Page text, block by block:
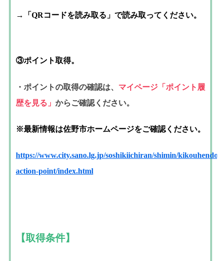
→「QRコードを読み取る」で読み取ってください。
③ポイント取得。
・ポイントの取得の確認は、 マイページ「ポイント履
歴を見る」 からご確認ください。
※最新情報は佐野市ホームページをご確認ください。
https://www.city.sano.lg.jp/soshikiichiran/shimin/
action-point/index.html
【取得条件】